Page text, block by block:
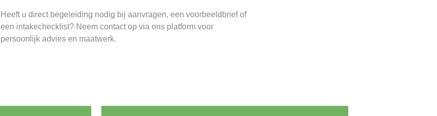
Heeft u direct begeleiding nodig bij aanvragen, een voorbeeldbrief of
een intakechecklist? Neem contact op via ons platform voor
persoonlijk advies en maatwerk.